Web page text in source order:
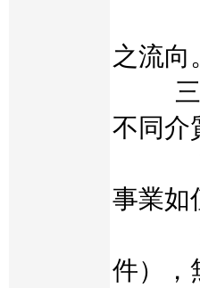
棄物
之流向
三、
不同介
許可
事業如
畫書
件），